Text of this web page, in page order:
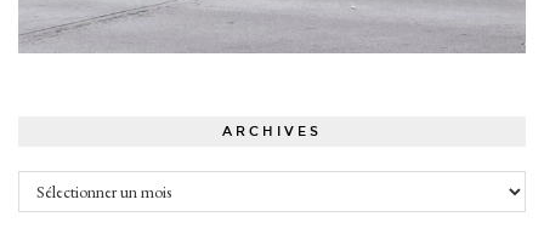
ARCHIVES
Archives